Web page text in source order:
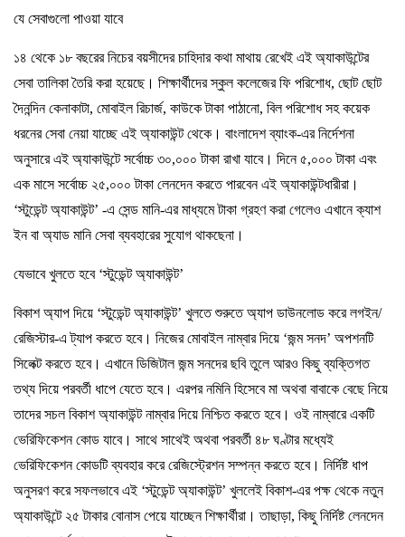
যে সেবাগুলো পাওয়া যাবে
১৪ থেকে ১৮ বছরের নিচের বয়সীদের চাহিদার কথা মাথায় রেখেই এই অ্যাকাউন্টের
সেবা তালিকা তৈরি করা হয়েছে। শিক্ষার্থীদের স্কুল কলেজের ফি পরিশোধ, ছোট ছোট
দৈনন্দিন কেনাকাটা, মোবাইল রিচার্জ, কাউকে টাকা পাঠানো, বিল পরিশোধ সহ কয়েক
ধরনের সেবা নেয়া যাচ্ছে এই অ্যাকাউন্ট থেকে। বাংলাদেশ ব্যাংক-এর নির্দেশনা
অনুসারে এই অ্যাকাউন্টে সর্বোচ্চ ৩০,০০০ টাকা রাখা যাবে। দিনে ৫,০০০ টাকা এবং
এক মাসে সর্বোচ্চ ২৫,০০০ টাকা লেনদেন করতে পারবেন এই অ্যাকাউন্টধারীরা।
‘স্টুডেন্ট অ্যাকাউন্ট’ -এ সেন্ড মানি-এর মাধ্যমে টাকা গ্রহণ করা গেলেও এখানে ক্যাশ
ইন বা অ্যাড মানি সেবা ব্যবহারের সুযোগ থাকছেনা।
যেভাবে খুলতে হবে ‘স্টুডেন্ট অ্যাকাউন্ট’
বিকাশ অ্যাপ দিয়ে ‘স্টুডেন্ট অ্যাকাউন্ট’ খুলতে শুরুতে অ্যাপ ডাউনলোড করে লগইন/
রেজিস্টার-এ ট্যাপ করতে হবে। নিজের মোবাইল নাম্বার দিয়ে ‘জন্ম সনদ’ অপশনটি
সিলেক্ট করতে হবে। এখানে ডিজিটাল জন্ম সনদের ছবি তুলে আরও কিছু ব্যক্তিগত
তথ্য দিয়ে পরবর্তী ধাপে যেতে হবে। এরপর নমিনি হিসেবে মা অথবা বাবাকে বেছে নিয়ে
তাদের সচল বিকাশ অ্যাকাউন্ট নাম্বার দিয়ে নিশ্চিত করতে হবে। ওই নাম্বারে একটি
ভেরিফিকেশন কোড যাবে। সাথে সাথেই অথবা পরবর্তী ৪৮ ঘণ্টার মধ্যেই
ভেরিফিকেশন কোডটি ব্যবহার করে রেজিস্ট্রেশন সম্পন্ন করতে হবে। নির্দিষ্ট ধাপ
অনুসরণ করে সফলভাবে এই ‘স্টুডেন্ট অ্যাকাউন্ট’ খুললেই বিকাশ-এর পক্ষ থেকে নতুন
অ্যাকাউন্টে ২৫ টাকার বোনাস পেয়ে যাচ্ছেন শিক্ষার্থীরা। তাছাড়া, কিছু নির্দিষ্ট লেনদেন